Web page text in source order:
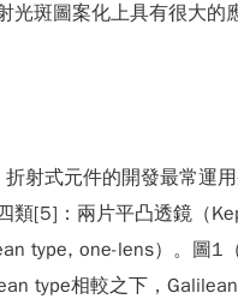
斑圖案化上具有很大的
射式元件的開發最常運
[5]：兩片平凸透鏡（
type, one-lens）。圖1
type相較之下，